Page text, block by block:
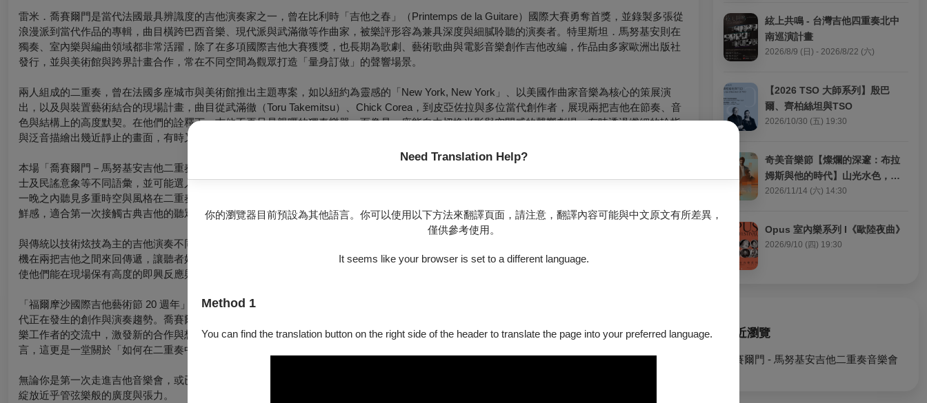
Need Translation Help?
你的瀏覽器目前預設為其他語言。你可以使用以下方法來翻譯頁面，請注意，翻譯內容可能與中文原文有所差異，
僅供參考使用。
It seems like your browser is set to a different language.
Method 1
You can find the translation button on the right side of the header to translate the page into your preferred language.
雷米．喬賽爾門是當代法國最具辨識度的吉他演奏家之一，曾在比利時「吉他之春」（Printemps de la Guitare）國際大賽勇奪首獎，並錄製多張從
浪漫派到當代作品的專輯，曲目橫跨巴西音樂、現代派與武滿徹等作曲家，被樂評形容為兼具深度與細膩聆聽的演奏者。特里斯坦．馬努基安則在
獨奏、室內樂與編曲領域都非常活躍，除了在多項國際吉他大賽獲獎，也長期為歌劇、藝術歌曲與電影音樂創作吉他改編，作品由多家歐洲出版社
發行，並與美術館與跨界計畫合作，常在不同空間為觀眾打造「量身訂做」的聲響場景。
兩人組成的二重奏，曾在法國多座城市與美術館推出主題專案，如以紐約為靈感的「New York, New York」、以美國作曲家音樂為核心的策展演
出，以及與裝置藝術結合的現場計畫，曲目從武滿徹（Toru Takemitsu）、Chick Corea，到皮亞佐拉與多位當代創作者，展現兩把吉他在節奏、音
色與結構上的高度默契。在他們的詮釋下，吉他不再只是親暱的獨奏樂器，而像是一座能自由切換光影與空間感的聲響劇場，有時透過纖細的輪指
與泛音描繪出幾近靜止的畫面，有時又以強烈節奏與複雜和聲構築出如同室內樂團般的氣勢。
本場「喬賽爾門－馬努基安吉他二重奏」預計以「當代視野下的吉他風景」為主軸，從浪漫或印象派色彩的作品出發，延伸至武滿徹、巴托克、爵
士及民謠意象等不同語彙，並可能選入兩人近年備受好評的改編，如 Chick Corea〈Children’s Song〉、Meredith Monk〈Folkdance〉等，讓觀眾在
一晚之內聽見多重時空與風格在二重奏形式中的交錯。節目將兼具旋律性與探索性，既有讓人哼得出來的主題，也有透過和聲與節奏重組帶來的新
鮮感，適合第一次接觸古典吉他的聽眾，也能滿足熟悉曲目的資深樂迷。
與傳統以技術炫技為主的吉他演奏不同，喬賽爾門與馬努基安更重視「兩個聲部之間的對話」。他們常以非常細緻的動態與音色變化，將同一個動
機在兩把吉他之間來回傳遞，讓聽者好像置身於一場室內樂排練，能清楚感受到聲線如何交會、分離，再度聚合。這種建立在長期合作上的默契，
使他們能在現場保有高度的即興反應與呼吸感，即便是嚴謹結構的作品，依然保留著當下只此一回的生命力。
「福爾摩沙國際吉他藝術節 20 週年」以「回望傳承、面向世界」為策展主軸，期望在回顧過去二十年與多位國際名家合作的同時，也把目光投向當
代正在發生的創作與演奏趨勢。喬賽爾門與馬努基安的到來，不僅是將歐洲最新的吉他二重奏樣貌帶到臺灣舞台，更希望在與本地觀眾、學生及音
樂工作者的交流中，激發新的合作與想像。對一般觀眾而言，這是一場可以在旋律與節奏之間自在遊走的聆聽之夜；對音樂科系學生與專業樂手而
言，這更是一堂關於「如何在二重奏中找到自己的聲音」的現場示範。
無論你是第一次走進吉他音樂會，或已熟稔各種經典曲目，都將在這場二重奏中，重新感受到吉他不僅能溫柔低語，也能在兩人的默契碰撞之下，
綻放近乎管弦樂般的廣度與張力。
絃上共鳴 - 台灣吉他四重奏北中
南巡演計畫
2026/8/9 (日) - 2026/8/22 (六)
【2026 TSO 大師系列】殷巴
爾、齊柏絲坦與TSO
2026/10/30 (五) 19:30
奇美音樂節【燦爛的深邃：布拉
姆斯與他的時代】山光水色，雨
暴風狂：布拉姆斯與德弗札克的
2026/11/14 (六) 14:30
Opus 室內樂系列 I《歐陸夜曲》
2026/9/10 (四) 19:30
最近瀏覽
喬賽爾門 - 馬努基安吉他二重奏音樂會